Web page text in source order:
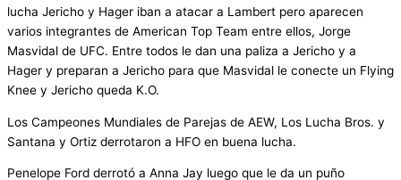
lucha Jericho y Hager iban a atacar a Lambert pero aparecen
varios integrantes de American Top Team entre ellos, Jorge
Masvidal de UFC. Entre todos le dan una paliza a Jericho y a
Hager y preparan a Jericho para que Masvidal le conecte un Flying
Knee y Jericho queda K.O.
Los Campeones Mundiales de Parejas de AEW, Los Lucha Bros. y
Santana y Ortiz derrotaron a HFO en buena lucha.
Penelope Ford derrotó a Anna Jay luego que le da un puño